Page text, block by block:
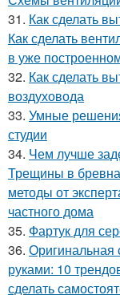
31. Как сделать
Как сделать
в уже
32. Как сделать
воздуховода
33. Умные
студии
34. Чем лучше
Трещины в
методы от
частного дома
35. Фартук для
36. Оригинальная
руками: 10
сделать